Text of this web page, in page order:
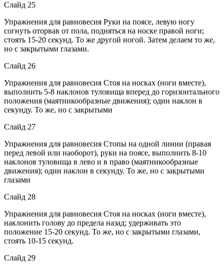
Слайд 25
Упражнения для равновесия Руки на поясе, левую ногу
согнуть оторвав от пола, подняться на носке правой ноги;
стоять 15-20 секунд. То же другой ногой. Затем делаем то же,
но с закрытыми глазами.
Слайд 26
Упражнения для равновесия Стоя на носках (ноги вместе),
выполнить 5-8 наклонов туловища вперед до горизонтального
положения (маятникообразные движения); один наклон в
секунду. То же, но с закрытыми
Слайд 27
Упражнения для равновесия Стопы на одной линии (правая
перед левой или наоборот), руки на поясе, выполнить 8-10
наклонов туловища в лево и в право (маятникообразные
движения); один наклон в секунду. То же, но с закрытыми
глазами
Слайд 28
Упражнения для равновесия Стоя на носках (ноги вместе),
наклонить голову до предела назад; удерживать это
положение 15-20 секунд. То же, но с закрытыми глазами,
стоять 10-15 секунд.
Слайд 29